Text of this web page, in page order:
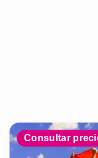
Consultar